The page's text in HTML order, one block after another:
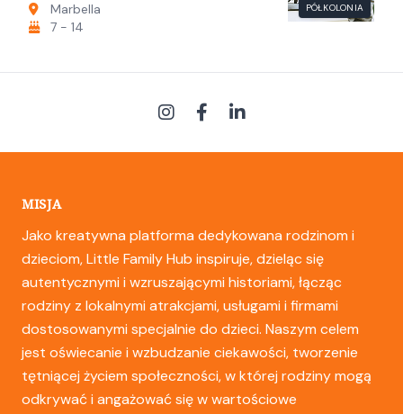
PÓŁKOLONIA
Marbella
7 - 14
MISJA
Jako kreatywna platforma dedykowana rodzinom i
dzieciom, Little Family Hub inspiruje, dzieląc się
autentycznymi i wzruszającymi historiami, łącząc
rodziny z lokalnymi atrakcjami, usługami i firmami
dostosowanymi specjalnie do dzieci. Naszym celem
jest oświecanie i wzbudzanie ciekawości, tworzenie
tętniącej życiem społeczności, w której rodziny mogą
odkrywać i angażować się w wartościowe